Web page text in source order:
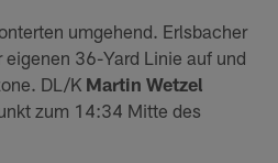
umgehend. Erlsbacher
36-Yard Linie auf und
DL/K Martin Wetzel
zum 14:34 Mitte des